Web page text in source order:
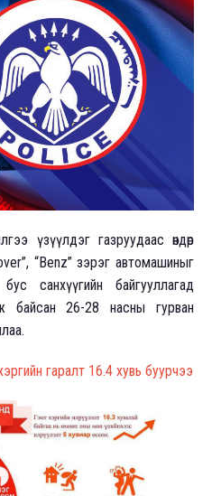
үзүүлдэг газруудаас өндөр
“Benz” зэрэг автомашиныг
санхүүгийн байгууллагад
байсан 26-28 насны гурван
гаралт 16.4 хувь буурчээ